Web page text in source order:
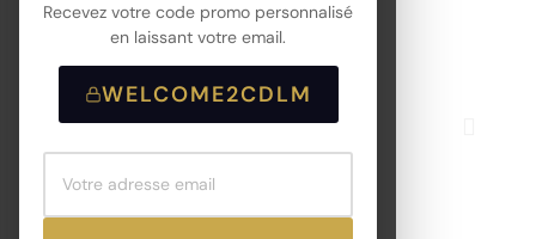
Recevez votre code promo personnalisé
en laissant votre email.
WELCOME2CDLM